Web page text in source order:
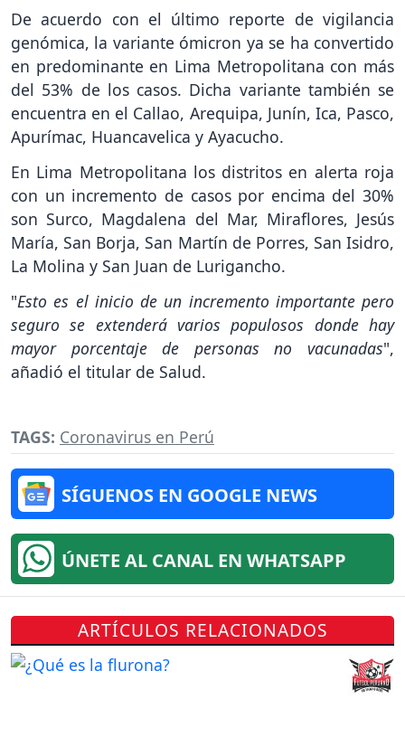
De acuerdo con el último reporte de vigilancia
genómica, la variante ómicron ya se ha convertido
en predominante en Lima Metropolitana con más
del 53% de los casos. Dicha variante también se
encuentra en el Callao, Arequipa, Junín, Ica, Pasco,
Apurímac, Huancavelica y Ayacucho.
En Lima Metropolitana los distritos en alerta roja
con un incremento de casos por encima del 30%
son Surco, Magdalena del Mar, Miraflores, Jesús
María, San Borja, San Martín de Porres, San Isidro,
La Molina y San Juan de Lurigancho.
"Esto es el inicio de un incremento importante pero
seguro se extenderá varios populosos donde hay
mayor porcentaje de personas no vacunadas",
añadió el titular de Salud.
TAGS: Coronavirus en Perú
SÍGUENOS EN GOOGLE NEWS
ÚNETE AL CANAL EN WHATSAPP
ARTÍCULOS RELACIONADOS